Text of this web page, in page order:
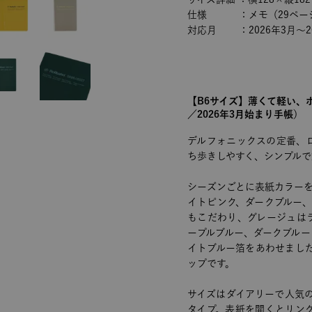
仕様 ：メモ（29ペ
対応月 ：2026年3月～
【B6サイズ】薄くて軽い
／2026年3月始まり手帳）
デルフォニックスの定番、
ち歩きしやすく、シンプル
シーズンごとに表紙カラー
イトピンク、ダークブルー
もこだわり、グレージュは
ープルブルー、ダークブル
イトブルー箔をあわせまし
ップです。
サイズはダイアリーで人気
タイプ。表紙を開くとリン